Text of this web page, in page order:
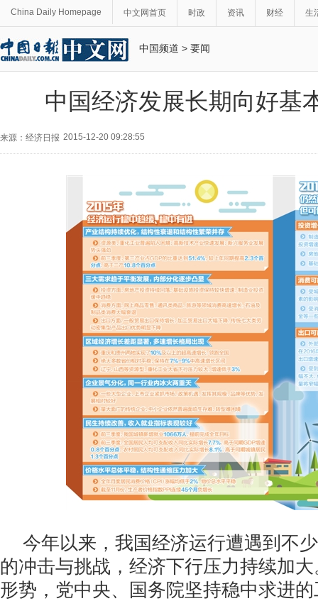
China Daily Homepage 中文网首页 时政 资讯 财经 生
中国频道 > 要闻
中国经济发展长期向好基
来源：经济日报 2015-12-20 09:28:55
今年以来，我国经济运行遭遇到不
的冲击与挑战，经济下行压力持续加
形势，党中央、国务院坚持稳中求进